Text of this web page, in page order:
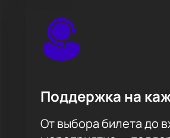
Поддержка на
От выбора билета до